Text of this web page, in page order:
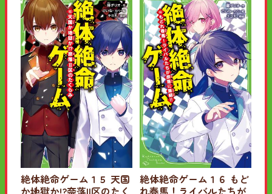
絶体絶命ゲーム１５ 天国
か地獄か!?奈落II区のたく
絶体絶命ゲーム１６ もど
れ春馬！ライバルたちが